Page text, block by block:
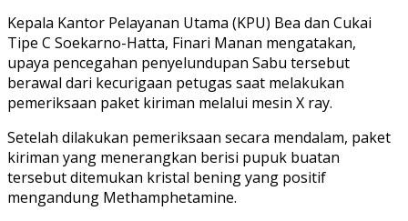
Kepala Kantor Pelayanan Utama (KPU) Bea dan Cukai
Tipe C Soekarno-Hatta, Finari Manan mengatakan,
upaya pencegahan penyelundupan Sabu tersebut
berawal dari kecurigaan petugas saat melakukan
pemeriksaan paket kiriman melalui mesin X ray.
Setelah dilakukan pemeriksaan secara mendalam, paket
kiriman yang menerangkan berisi pupuk buatan
tersebut ditemukan kristal bening yang positif
mengandung Methamphetamine.